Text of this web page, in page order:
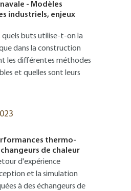
- Modèles
industriels, enjeux
buts utilise-t-on la
dans la construction
les différentes méthodes
et quelles sont leurs
thermo-
de chaleur
d'expérience
et la simulation
à des échangeurs de